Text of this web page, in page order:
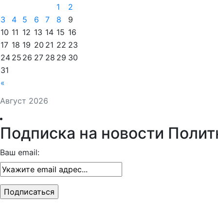
Август 2026
«
1
2
3
4 5 6 7 8
9
10 11 12 13 14 15 16
17 18 19 20 21 22 23
24 25 26 27 28 29 30
31
Подписка на новости
Ваш email: